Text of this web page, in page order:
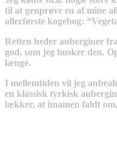
til at genprøve en af mine
allerførste kogebog:
Retten heder auberginer
god, som jeg husker den.
længe.
I mellemtiden vil jeg
en klassisk tyrkisk
lækker, at imamen faldt